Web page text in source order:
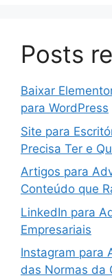
Posts
Baixar
para WordPress
Site para
Precisa Ter e
Artigos para
Conteúdo que
LinkedIn para
Empresariais
Instagram para
das Normas da